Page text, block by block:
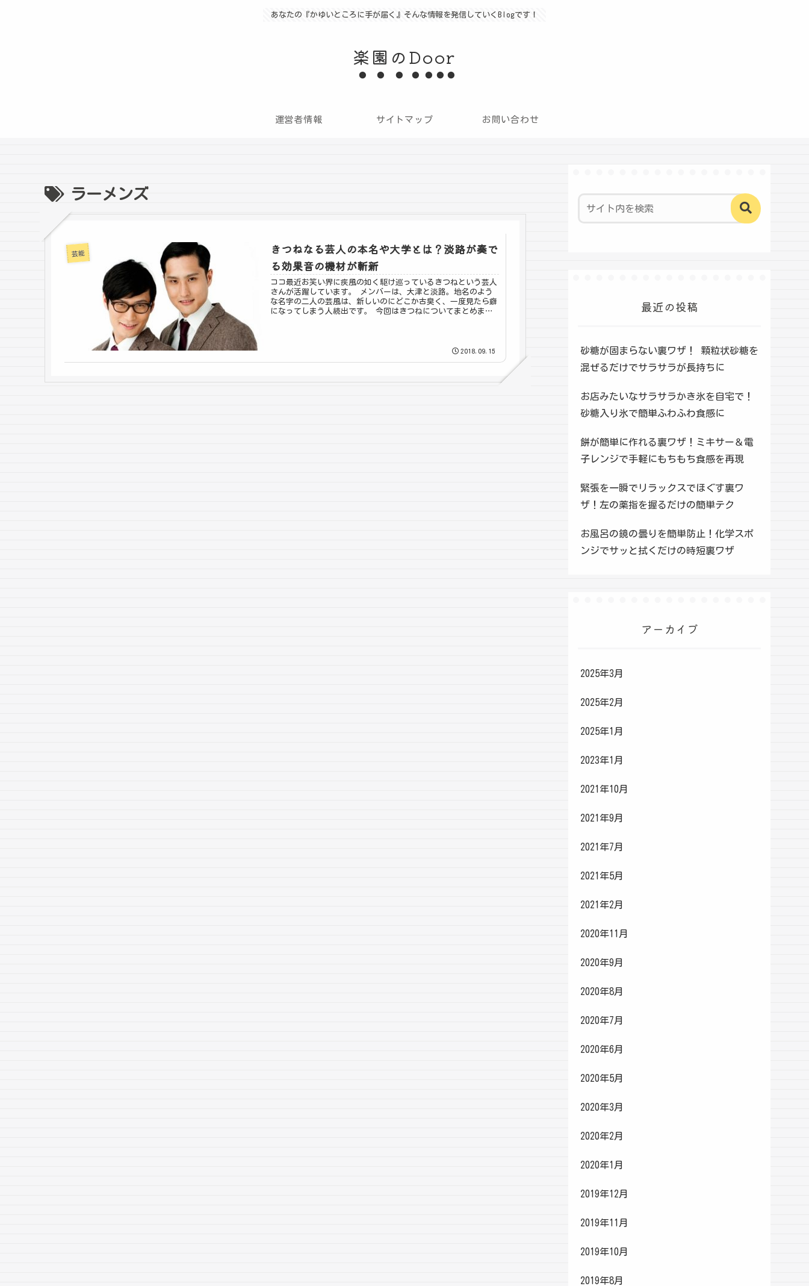
あなたの『かゆいところに手が届く』そんな情報を発信していくBlogです！
楽園のDoor
運営者情報 サイトマップ お問い合わせ
ラーメンズ
芸能
きつねなる芸人の本名や大学とは？淡路が奏で
る効果音の機材が斬新
ココ最近お笑い界に疾風の如く駆け巡っているきつねという芸人
さんが活躍しています。 メンバーは、大津と淡路。地名のよう
な名字の二人の芸風は、新しいのにどこか古臭く、一度見たら癖
になってしまう人続出です。 今回はきつねについてまとめまし
2018.09.15
最近の投稿
砂糖が固まらない裏ワザ！ 顆粒状砂糖を
混ぜるだけでサラサラが長持ちに
お店みたいなサラサラかき氷を自宅で！
砂糖入り氷で簡単ふわふわ食感に
餅が簡単に作れる裏ワザ！ミキサー＆電
子レンジで手軽にもちもち食感を再現
緊張を一瞬でリラックスでほぐす裏ワ
ザ！左の薬指を握るだけの簡単テク
お風呂の鏡の曇りを簡単防止！化学スポ
ンジでサッと拭くだけの時短裏ワザ
アーカイブ
2025年3月
2025年2月
2025年1月
2023年1月
2021年10月
2021年9月
2021年7月
2021年5月
2021年2月
2020年11月
2020年9月
2020年8月
2020年7月
2020年6月
2020年5月
2020年3月
2020年2月
2020年1月
2019年12月
2019年11月
2019年10月
2019年8月